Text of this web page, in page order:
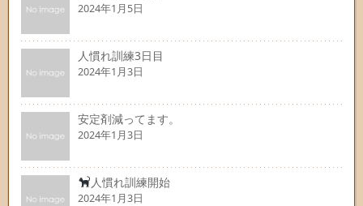
2024年1月5日
人慣れ訓練3日目
2024年1月3日
安定剤減ってます。
2024年1月3日
人慣れ訓練開始
2024年1月3日